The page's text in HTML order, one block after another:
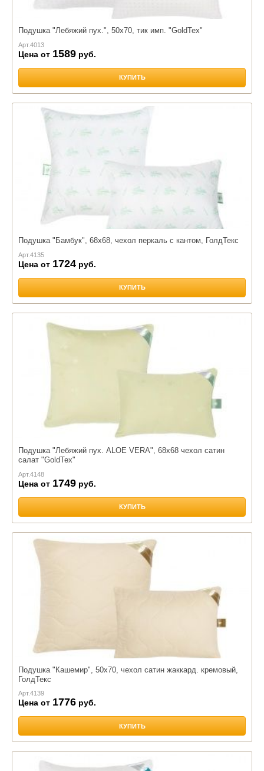
Подушка "Лебяжий пух.", 50х70, тик имп. "GoldTex"
Арт.4013
Цена от 1589 руб.
КУПИТЬ
Подушка "Бамбук", 68х68, чехол перкаль с кантом, ГолдТекс
Арт.4135
Цена от 1724 руб.
КУПИТЬ
Подушка "Лебяжий пух. ALOE VERА", 68х68 чехол сатин
салат "GoldTex"
Арт.4148
Цена от 1749 руб.
КУПИТЬ
Подушка "Кашемир", 50х70, чехол сатин жаккард. кремовый,
ГолдТекс
Арт.4139
Цена от 1776 руб.
КУПИТЬ